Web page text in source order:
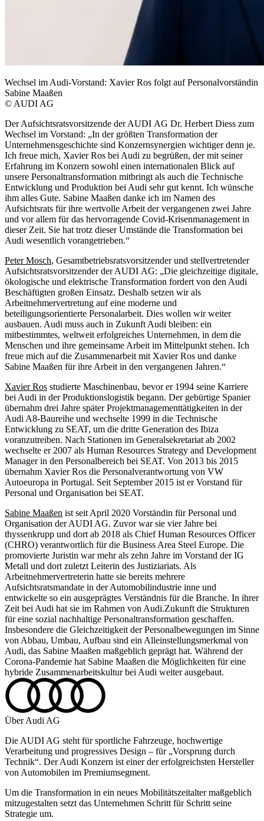
Wechsel im Audi-Vorstand: Xavier Ros folgt auf Personalvorständin
Sabine Maaßen
© AUDI AG
Der Aufsichtsratsvorsitzende der AUDI AG Dr. Herbert Diess zum
Wechsel im Vorstand: „In der größten Transformation der
Unternehmensgeschichte sind Konzernsynergien wichtiger denn je.
Ich freue mich, Xavier Ros bei Audi zu begrüßen, der mit seiner
Erfahrung im Konzern sowohl einen internationalen Blick auf
unsere Personaltransformation mitbringt als auch die Technische
Entwicklung und Produktion bei Audi sehr gut kennt. Ich wünsche
ihm alles Gute. Sabine Maaßen danke ich im Namen des
Aufsichtsrats für ihre wertvolle Arbeit der vergangenen zwei Jahre
und vor allem für das hervorragende Covid-Krisenmanagement in
dieser Zeit. Sie hat trotz dieser Umstände die Transformation bei
Audi wesentlich vorangetrieben.“
Peter Mosch, Gesamtbetriebsratsvorsitzender und stellvertretender
Aufsichtsratsvorsitzender der AUDI AG: „Die gleichzeitige digitale,
ökologische und elektrische Transformation fordert von den Audi
Beschäftigten großen Einsatz. Deshalb setzen wir als
Arbeitnehmervertretung auf eine moderne und
beteiligungsorientierte Personalarbeit. Dies wollen wir weiter
ausbauen. Audi muss auch in Zukunft Audi bleiben: ein
mitbestimmtes, weltweit erfolgreiches Unternehmen, in dem die
Menschen und ihre gemeinsame Arbeit im Mittelpunkt stehen. Ich
freue mich auf die Zusammenarbeit mit Xavier Ros und danke
Sabine Maaßen für ihre Arbeit in den vergangenen Jahren.“
Xavier Ros studierte Maschinenbau, bevor er 1994 seine Karriere
bei Audi in der Produktionslogistik begann. Der gebürtige Spanier
übernahm drei Jahre später Projektmanagementtätigkeiten in der
Audi A8-Baureihe und wechselte 1999 in die Technische
Entwicklung zu SEAT, um die dritte Generation des Ibiza
voranzutreiben. Nach Stationen im Generalsekretariat ab 2002
wechselte er 2007 als Human Resources Strategy and Development
Manager in den Personalbereich bei SEAT. Von 2013 bis 2015
übernahm Xavier Ros die Personalverantwortung von VW
Autoeuropa in Portugal. Seit September 2015 ist er Vorstand für
Personal und Organisation bei SEAT.
Sabine Maaßen ist seit April 2020 Vorständin für Personal und
Organisation der AUDI AG. Zuvor war sie vier Jahre bei
thyssenkrupp und dort ab 2018 als Chief Human Resources Officer
(CHRO) verantwortlich für die Business Area Steel Europe. Die
promovierte Juristin war mehr als zehn Jahre im Vorstand der IG
Metall und dort zuletzt Leiterin des Justiziariats. Als
Arbeitnehmervertreterin hatte sie bereits mehrere
Aufsichtsratsmandate in der Automobilindustrie inne und
entwickelte so ein ausgeprägtes Verständnis für die Branche. In ihrer
Zeit bei Audi hat sie im Rahmen von Audi.Zukunft die Strukturen
für eine sozial nachhaltige Personaltransformation geschaffen.
Insbesondere die Gleichzeitigkeit der Personalbewegungen im Sinne
von Abbau, Umbau, Aufbau sind ein Alleinstellungsmerkmal von
Audi, das Sabine Maaßen maßgeblich geprägt hat. Während der
Corona-Pandemie hat Sabine Maaßen die Möglichkeiten für eine
hybride Zusammenarbeitskultur bei Audi weiter ausgebaut.
Über Audi AG
Die AUDI AG steht für sportliche Fahrzeuge, hochwertige
Verarbeitung und progressives Design – für „Vorsprung durch
Technik“. Der Audi Konzern ist einer der erfolgreichsten Hersteller
von Automobilen im Premiumsegment.
Um die Transformation in ein neues Mobilitätszeitalter maßgeblich
mitzugestalten setzt das Unternehmen Schritt für Schritt seine
Strategie um.